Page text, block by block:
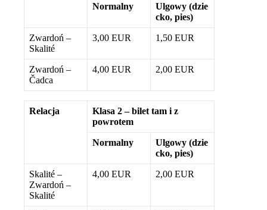
Normalny
Ulgowy (dzie
cko, pies)
Zwardoń –
Skalité
3,00 EUR 1,50 EUR
Zwardoń –
Čadca
4,00 EUR 2,00 EUR
Relacja
Klasa 2 – bilet tam i z
powrotem
Normalny
Ulgowy (dzie
cko, pies)
Skalité –
Zwardoń –
Skalité
4,00 EUR 2,00 EUR